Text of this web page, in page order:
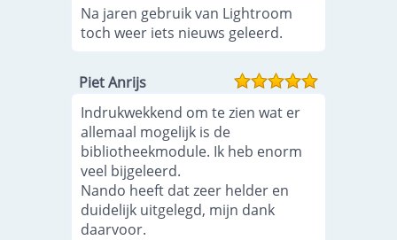
Na jaren gebruik van Lightroom
toch weer iets nieuws geleerd.
Piet Anrijs
Indrukwekkend om te zien wat er
allemaal mogelijk is de
bibliotheekmodule. Ik heb enorm
veel bijgeleerd.
Nando heeft dat zeer helder en
duidelijk uitgelegd, mijn dank
daarvoor.